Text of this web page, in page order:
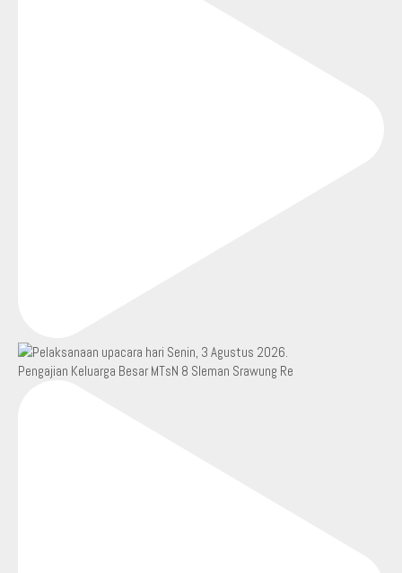
Pengajian Keluarga Besar MTsN 8 Sleman Srawung Re